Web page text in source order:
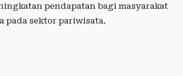
pendapatan bagi masyarakat
pada sektor pariwisata.